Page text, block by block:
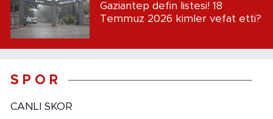
Gaziantep defin listesi! 18
Temmuz 2026 kimler vefat etti?
S P O R
CANLI SKOR